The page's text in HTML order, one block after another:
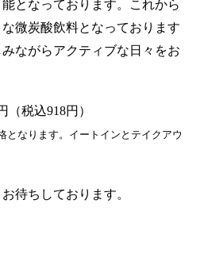
となっております。これから
微炭酸飲料となっております
ながらアクティブな日々をお
税込918円）
なります。イートインとテイクアウ
待ちしております。